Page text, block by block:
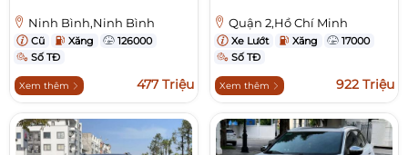
Ninh Bình,Ninh Bình
Cũ Xăng
126000
Số TĐ
Xem thêm 477 Triệu
Quận 2,Hồ Chí Minh
Xe Lướt Xăng
17000
Số TĐ
Xem thêm 922 Triệu